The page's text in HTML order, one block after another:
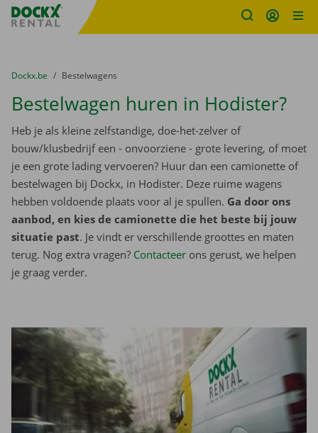
Fratello DEMO
U bevindt zich hier:
van
Dockx.be naar
Bestelwagens
Bestelwagen huren in Hodister?
Heb je als kleine zelfstandige, doe-het-zelver of
bouw/klusbedrijf een - onvoorziene - grote levering, of moet
je een grote lading vervoeren? Huur dan een camionette of
bestelwagen bij Dockx, in Hodister. Deze ruime wagens
hebben voldoende plaats voor al je spullen. Ga door ons
aanbod, en kies de camionette die het beste bij jouw
situatie past. Je vindt er verschillende groottes en maten
terug. Nog extra vragen? Contacteer ons gerust, we helpen
je graag verder.